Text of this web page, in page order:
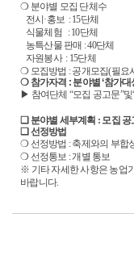
❍ 분야별 모집 단체수
전시·홍보 : 15단체
식물체험 : 10단체
농특산물 판매 : 40단체
자원봉사 : 15단체
❍ 모집방법 : 공개모집(필요
❍ 참가자격 : 분야별 ‘참가대
▶ 참여단체 “모집 공고문”및
❏ 분야별 세부계획 : 모집 공
❏ 선정방법
❍ 선정방법 : 축제와의 부합
❍ 선정통보 : 개별 통보
※ 기타 자세한 사항은 농업
바랍니다.